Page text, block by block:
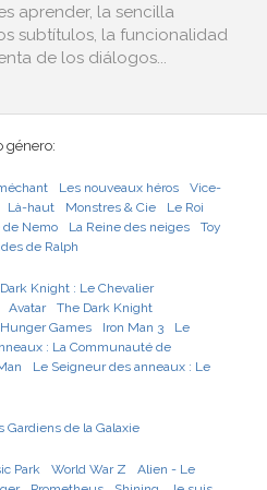
aprender, la sencilla
subtítulos, la funcionalidad
de los diálogos...
género:
Les nouveaux héros
Vice-
Là-haut Monstres & Cie
Le Roi
de Nemo La Reine des neiges
Toy
de Ralph
Knight : Le Chevalier
Avatar
The Dark Knight
Hunger Games Iron Man 3
Le
: La Communauté de
Le Seigneur des anneaux : Le
Gardiens de la Galaxie
Park World War Z
Alien - Le